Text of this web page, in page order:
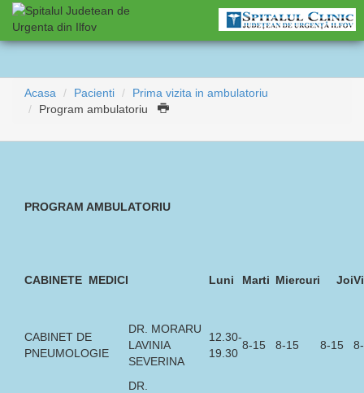
Acasa Pacienti
Prima vizita in ambulatoriu
Program ambulatoriu
PROGRAM AMBULATORIU
CABINETE MEDICI Luni Marti Miercuri Joi
CABINET DE
PNEUMOLOGIE
DR. MORARU
LAVINIA
SEVERINA
12.30-
19.30
8-15 8-15 8-15
DR.